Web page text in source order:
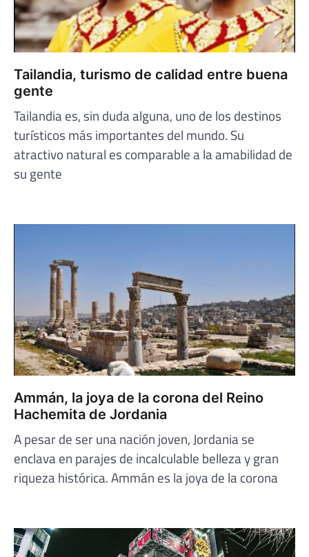
Tailandia, turismo de calidad entre buena
gente
Tailandia es, sin duda alguna, uno de los destinos
turísticos más importantes del mundo. Su
atractivo natural es comparable a la amabilidad de
su gente
Ammán, la joya de la corona del Reino
Hachemita de Jordania
A pesar de ser una nación joven, Jordania se
enclava en parajes de incalculable belleza y gran
riqueza histórica. Ammán es la joya de la corona